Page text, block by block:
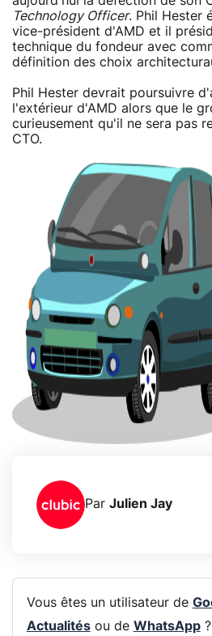
Technology Officer. Phil Hester
vice-président d'AMD et il
technique du fondeur avec
définition des choix
Phil Hester devrait poursuivre
l'extérieur d'AMD alors que le
curieusement qu'il ne sera pas
CTO.
Par Julien Jay
Vous êtes un utilisateur de
Actualitésou de WhatsApp?